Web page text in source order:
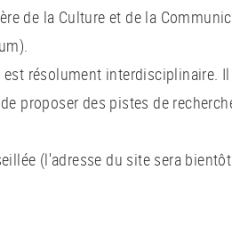
de la Culture et de la
résolument interdisciplinaire.
proposer des pistes de
(l'adresse du site sera